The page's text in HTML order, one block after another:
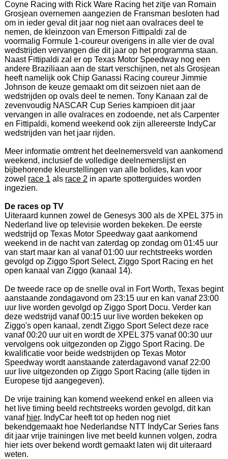
Coyne Racing with Rick Ware Racing het zitje van Romain
Grosjean overnemen aangezien de Fransman besloten had
om in ieder geval dit jaar nog niet aan ovalraces deel te
nemen, de kleinzoon van Emerson Fittipaldi zal de
voormalig Formule 1-coureur overigens in alle vier de oval
wedstrijden vervangen die dit jaar op het programma staan.
Naast Fittipaldi zal er op Texas Motor Speedway nog een
andere Braziliaan aan de start verschijnen, net als Grosjean
heeft namelijk ook Chip Ganassi Racing coureur Jimmie
Johnson de keuze gemaakt om dit seizoen niet aan de
wedstrijden op ovals deel te nemen. Tony Kanaan zal de
zevenvoudig NASCAR Cup Series kampioen dit jaar
vervangen in alle ovalraces en zodoende, net als Carpenter
en Fittipaldi, komend weekend ook zijn allereerste IndyCar
wedstrijden van het jaar rijden.
Meer informatie omtrent het deelnemersveld van aankomend
weekend, inclusief de volledige deelnemerslijst en
bijbehorende kleurstellingen van alle bolides, kan voor
zowel race 1 als race 2 in aparte spotterguides worden
ingezien.
De races op TV
Uiteraard kunnen zowel de Genesys 300 als de XPEL 375 in
Nederland live op televisie worden bekeken. De eerste
wedstrijd op Texas Motor Speedway gaat aankomend
weekend in de nacht van zaterdag op zondag om 01:45 uur
van start maar kan al vanaf 01:00 uur rechtstreeks worden
gevolgd op Ziggo Sport Select, Ziggo Sport Racing en het
open kanaal van Ziggo (kanaal 14).
De tweede race op de snelle oval in Fort Worth, Texas begint
aanstaande zondagavond om 23:15 uur en kan vanaf 23:00
uur live worden gevolgd op Ziggo Sport Docu. Verder kan
deze wedstrijd vanaf 00:15 uur live worden bekeken op
Ziggo's open kanaal, zendt Ziggo Sport Select deze race
vanaf 00:20 uur uit en wordt de XPEL 375 vanaf 00:30 uur
vervolgens ook uitgezonden op Ziggo Sport Racing. De
kwalificatie voor beide wedstrijden op Texas Motor
Speedway wordt aanstaande zaterdagavond vanaf 22:00
uur live uitgezonden op Ziggo Sport Racing (alle tijden in
Europese tijd aangegeven).
De vrije training kan komend weekend enkel en alleen via
het live timing beeld rechtstreeks worden gevolgd, dit kan
vanaf hier. IndyCar heeft tot op heden nog niet
bekendgemaakt hoe Nederlandse NTT IndyCar Series fans
dit jaar vrije trainingen live met beeld kunnen volgen, zodra
hier iets over bekend wordt gemaakt laten wij dit uiteraard
weten.